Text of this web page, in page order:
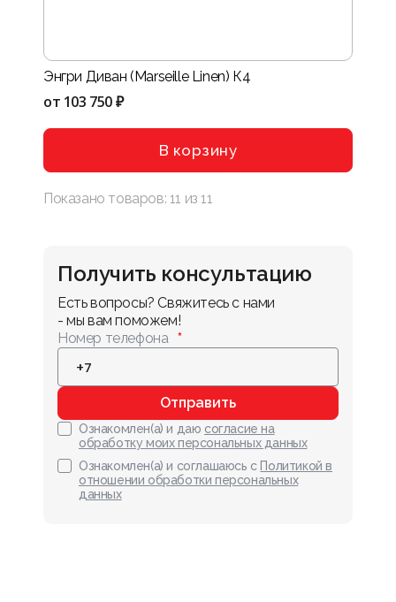
Энгри Диван (Marseille Linen) К4
от 103 750 ₽
В корзину
Показано товаров: 11 из11
Получить консультацию
Есть вопросы? Свяжитесь с нами
- мы вам поможем!
Номер телефона
Отправить
Ознакомлен(а) и даю согласие на
обработку моих персональных данных
Ознакомлен(а) и соглашаюсь с Политикой в
отношении обработки персональных
данных